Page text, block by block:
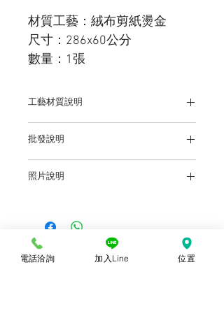
材質工藝：絨布剪紙燙金
尺寸：286x60公分
數量：1張
工藝材質說明
批發說明
照片說明
幕所示產品圖與實物略有差異乃屬正常，
購買時仍以實體規格、尺寸、色澤為準。
產品尺寸可能因為體積過大，有測量誤
電話洽詢 加入Line 位置